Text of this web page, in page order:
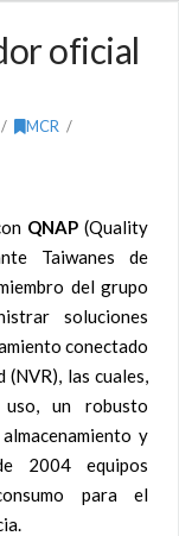
oficial
MCR
QNAP (Quality
Taiwanes de
del grupo
soluciones
conectado
(NVR), las cuales,
un robusto
y
2004 equipos
para el